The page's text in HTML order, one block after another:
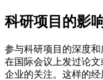
科研项目的影
参与科研项目的深度
在国际会议上发过论
企业的关注。这样的